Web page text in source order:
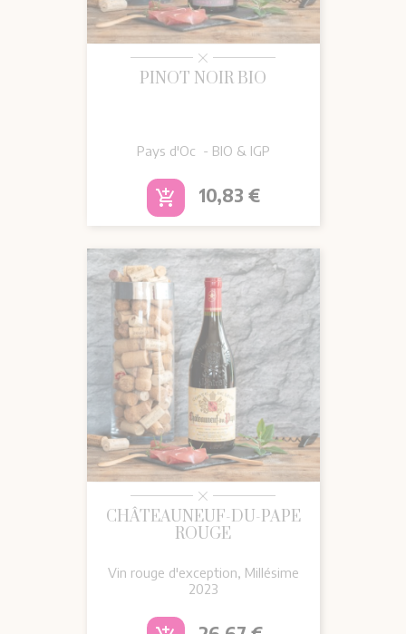
PINOT NOIR BIO
Pays d'Oc - BIO & IGP
add_shopping_cart Prix
10,83 €
CHÂTEAUNEUF-DU-PAPE
ROUGE
Vin rouge d'exception, Millésime
2023
Prix